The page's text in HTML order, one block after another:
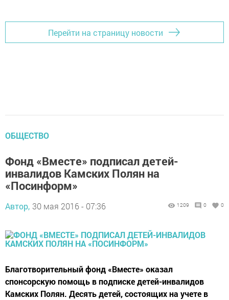
Перейти на страницу новости
ОБЩЕСТВО
Фонд «Вместе» подписал детей-
инвалидов Камских Полян на
«Посинформ»
Автор, 30 мая 2016 - 07:36 1209 0 0
Благотворительный фонд «Вместе» оказал
спонсорскую помощь в подписке детей-инвалидов
Камских Полян. Десять детей, состоящих на учете в